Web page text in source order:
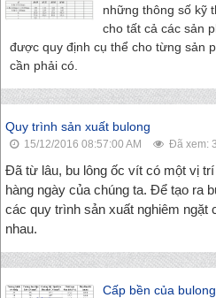
những thông số kỹ
cho tất cả các sản
được quy định cụ thể cho từng sản
cần phải có.
Quy trình sản xuất bulong
15/12/2016 08:57:00 AM Đã xem:
Đã từ lâu, bu lông ốc vít có một vị
hàng ngày của chúng ta. Để tạo ra
các quy trình sản xuất nghiêm ngặt
nhau.
Cấp bền của bulong